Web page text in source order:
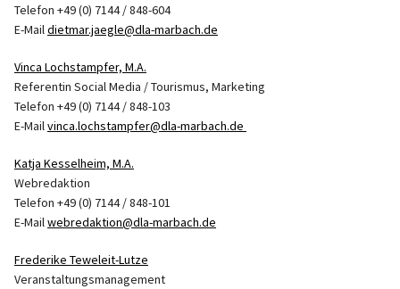
Telefon +49 (0) 7144 / 848-604
E-Maildietmar.jaegle@dla-marbach.de
Vinca Lochstampfer, M.A.
Referentin Social Media / Tourismus, Marketing
Telefon +49 (0) 7144 / 848-103
E-Mailvinca.lochstampfer@dla-marbach.de
Katja Kesselheim, M.A.
Webredaktion
Telefon +49 (0) 7144 / 848-101
E-Mailwebredaktion@dla-marbach.de
Frederike Teweleit-Lutze
Veranstaltungsmanagement